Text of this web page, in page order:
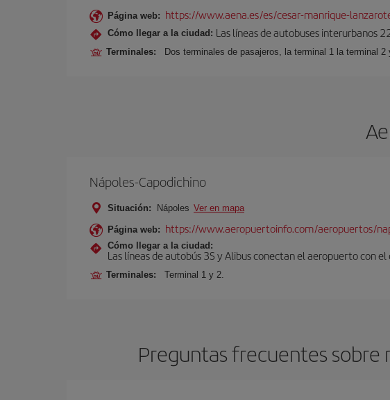
Página web: https://www.aena.es/es/cesar-manrique-
Cómo llegar a la ciudad: Las líneas de autobuses interurbanos
Terminales: Dos terminales de pasajeros, la terminal 1 la terminal 2
Nápoles-Capodichino
Situación: Nápoles Ver en mapa
Página web: https://www.aeropuertoinfo.com/aeropuertos/
Cómo llegar a la ciudad:
Las líneas de autobús 3S y Alibus conectan el aeropuerto con
Terminales: Terminal 1 y 2.
Preguntas frecuentes sobre